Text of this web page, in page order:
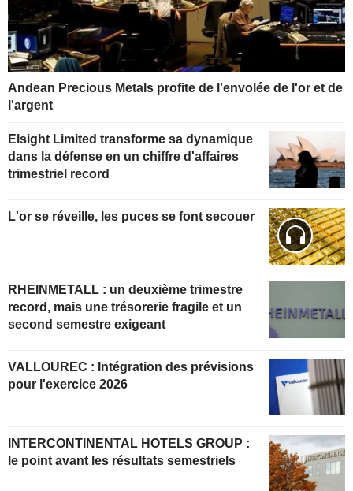
Andean Precious Metals profite de l'envolée de l'or et de
l'argent
Elsight Limited transforme sa dynamique
dans la défense en un chiffre d'affaires
trimestriel record
L'or se réveille, les puces se font secouer
RHEINMETALL : un deuxième trimestre
record, mais une trésorerie fragile et un
second semestre exigeant
VALLOUREC : Intégration des prévisions
pour l'exercice 2026
INTERCONTINENTAL HOTELS GROUP :
le point avant les résultats semestriels